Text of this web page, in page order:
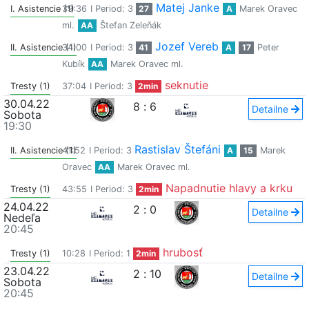
I. Asistencie (1)39:36 I Period: 3 27 Matej Janke A
Marek Oravec
ml.
AA Štefan Zeleňák
II. Asistencie (1)
34:00 I Period: 3 41 Jozef Vereb A 17
Peter
Kubík
AA Marek Oravec ml.
Tresty (1) 37:04 I Period: 3 2min
seknutie
30.04.22
Sobota
19:30
8 : 6 Detailne
II. Asistencie (1)
41:52 I Period: 3 Rastislav Štefáni A 15
Marek
Oravec
AA Marek Oravec ml.
Tresty (1) 43:55 I Period: 3 2min
Napadnutie hlavy a krku
24.04.22
Nedeľa
20:45
2 : 0 Detailne
Tresty (1) 10:28 I Period: 1 2min
hrubosť
23.04.22
Sobota
20:45
2 : 10 Detailne